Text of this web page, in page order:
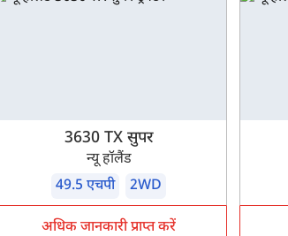
3630 TX सुपर
न्यू हॉलैंड
49.5 एचपी
2WD
अधिक जानकारी प्राप्त करें
ओटीपी दर्ज करें